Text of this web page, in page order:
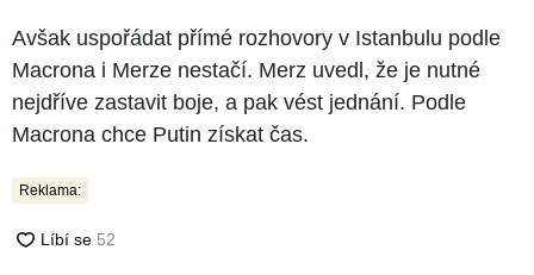
Avšak uspořádat přímé rozhovory v Istanbulu podle
Macrona i Merze nestačí. Merz uvedl, že je nutné
nejdříve zastavit boje, a pak vést jednání. Podle
Macrona chce Putin získat čas.
Reklama: